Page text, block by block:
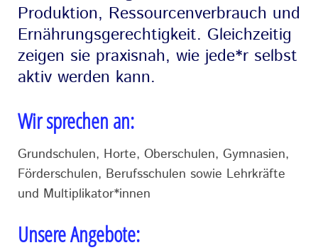
Produktion, Ressourcenverbrauch und
Ernährungsgerechtigkeit. Gleichzeitig
zeigen sie praxisnah, wie jede*r selbst
aktiv werden kann.
Wir sprechen an:
Grundschulen, Horte, Oberschulen, Gymnasien,
Förderschulen, Berufsschulen sowie Lehrkräfte
und Multiplikator*innen
Unsere Angebote: